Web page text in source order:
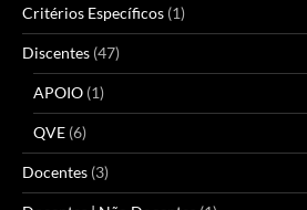
Critérios Específicos (1)
Discentes (47)
APOIO (1)
QVE (6)
Docentes (3)